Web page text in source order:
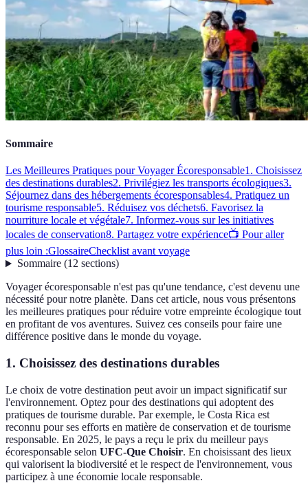
Sommaire
Les Meilleures Pratiques pour Voyager Écoresponsable1. Choisissez
des destinations durables2. Privilégiez les transports écologiques3.
Séjournez dans des hébergements écoresponsables4. Pratiquez un
tourisme responsable5. Réduisez vos déchets6. Favorisez la
nourriture locale et végétale7. Informez-vous sur les initiatives
locales de conservation8. Partagez votre expérience📺 Pour aller
plus loin :GlossaireChecklist avant voyage
Sommaire(12 sections)
Voyager écoresponsable n'est pas qu'une tendance, c'est devenu une
nécessité pour notre planète. Dans cet article, nous vous présentons
les meilleures pratiques pour réduire votre empreinte écologique tout
en profitant de vos aventures. Suivez ces conseils pour faire une
différence positive dans le monde du voyage.
1. Choisissez des destinations durables
Le choix de votre destination peut avoir un impact significatif sur
l'environnement. Optez pour des destinations qui adoptent des
pratiques de tourisme durable. Par exemple, le Costa Rica est
reconnu pour ses efforts en matière de conservation et de tourisme
responsable. En 2025, le pays a reçu le prix du meilleur pays
écoresponsable selon UFC-Que Choisir. En choisissant des lieux
qui valorisent la biodiversité et le respect de l'environnement, vous
participez à une économie locale responsable.